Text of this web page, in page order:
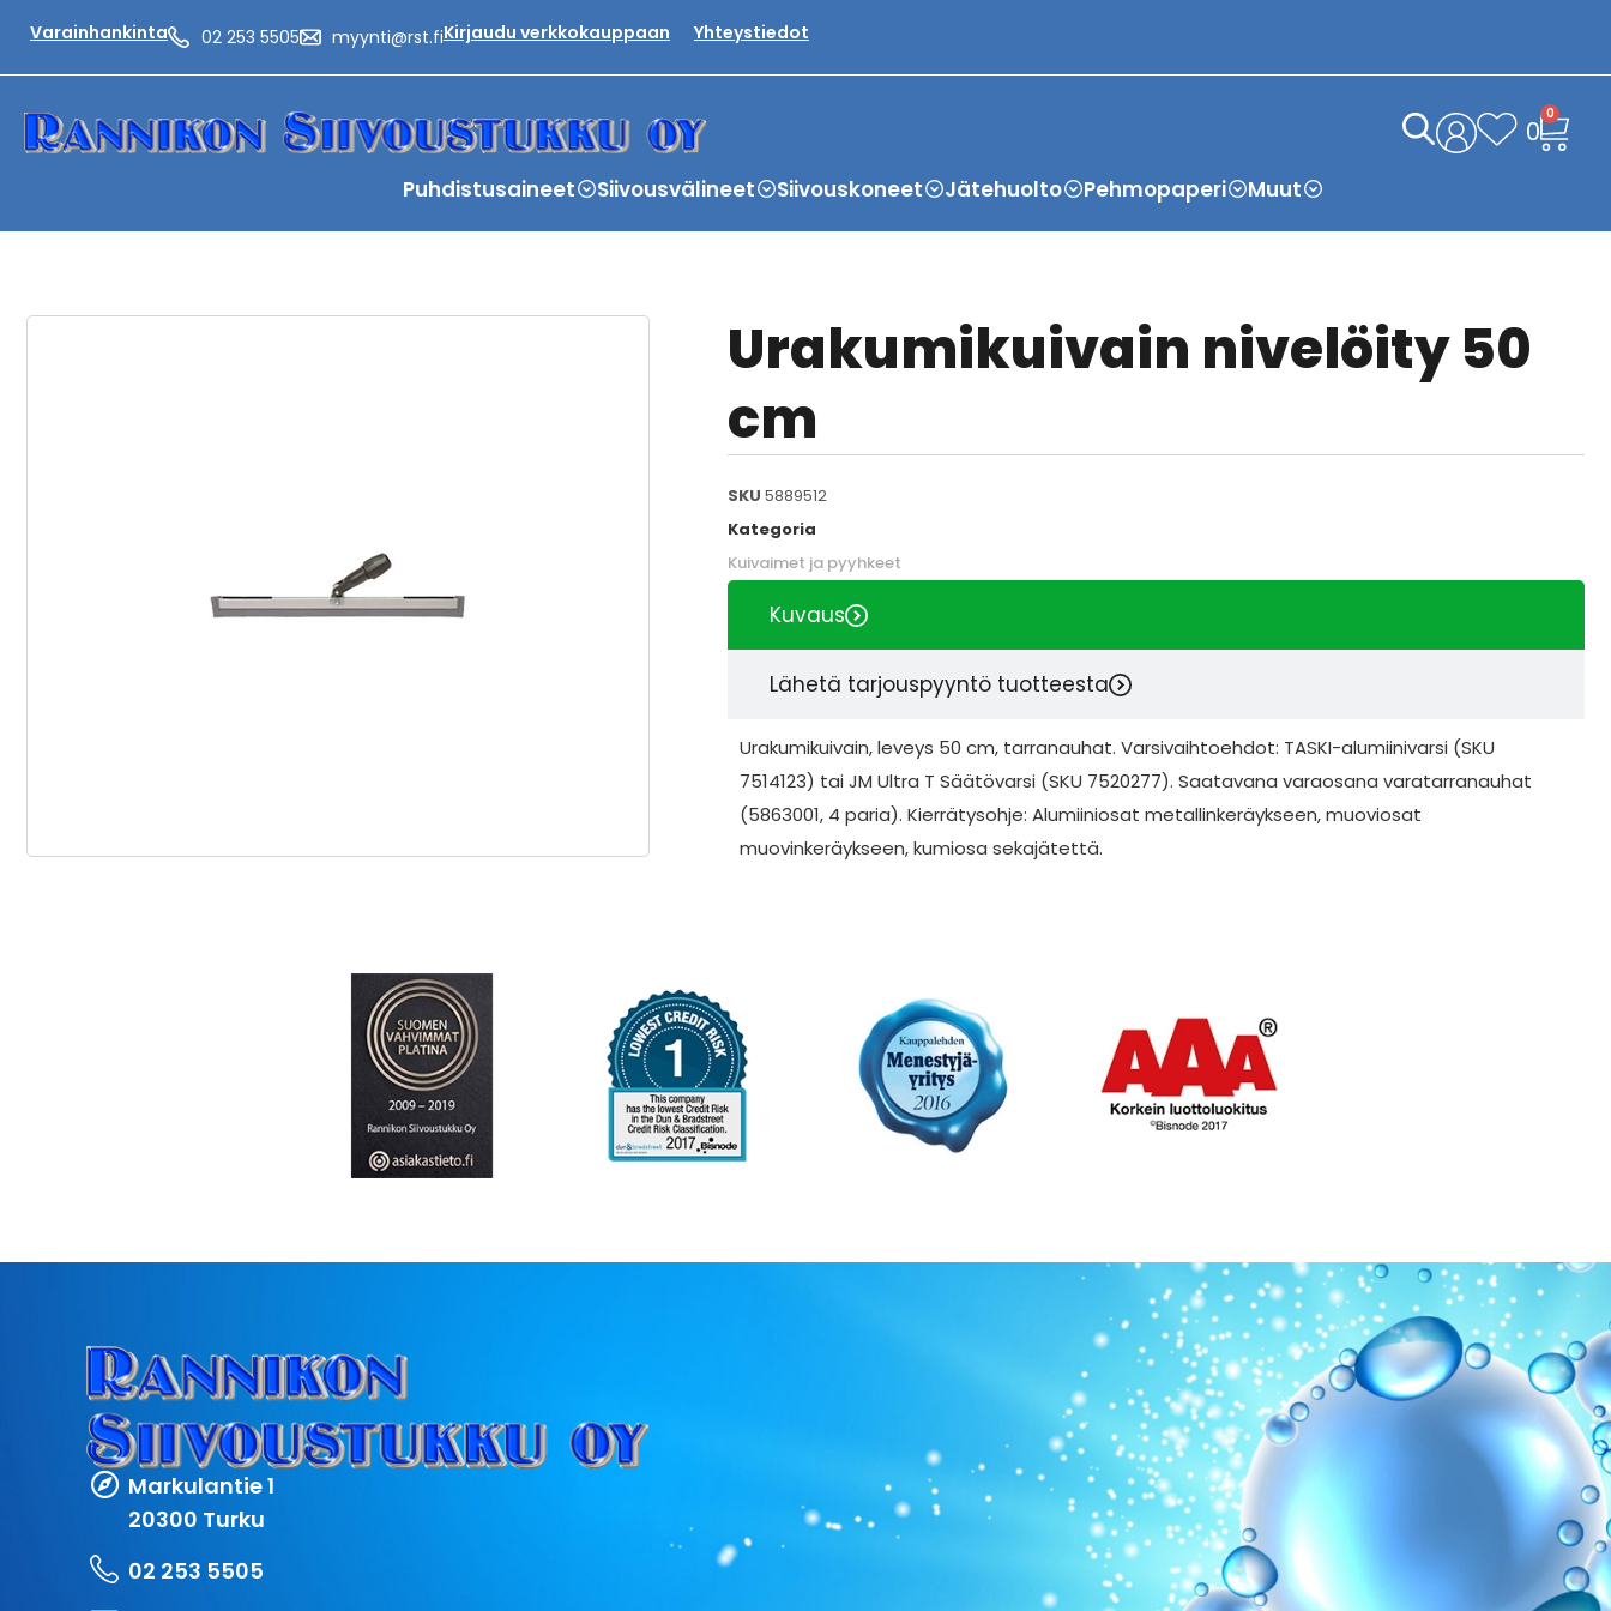
Varainhankinta 02 253 5505 myynti@rst.fiKirjaudu verkkokauppaan Yhteystiedot
0
0
Puhdistusaineet Siivousvälineet Siivouskoneet Jätehuolto Pehmopaperi Muut
Urakumikuivain nivelöity 50
cm
SKU 5889512
Kategoria
Kuivaimet ja pyyhkeet
Kuvaus
Lähetä tarjouspyyntö tuotteesta
Urakumikuivain, leveys 50 cm, tarranauhat. Varsivaihtoehdot: TASKI-alumiinivarsi (SKU
7514123) tai JM Ultra T Säätövarsi (SKU 7520277). Saatavana varaosana varatarranauhat
(5863001, 4 paria). Kierrätysohje: Alumiiniosat metallinkeräykseen, muoviosat
muovinkeräykseen, kumiosa sekajätettä.
Markulantie 1
20300 Turku
02 253 5505